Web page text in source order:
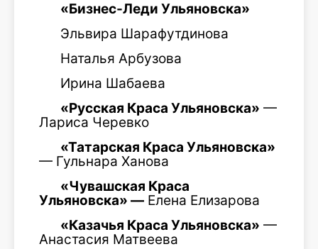
«Бизнес-Леди Ульяновска»
Эльвира Шарафутдинова
Наталья Арбузова
Ирина Шабаева
«Русская Краса Ульяновска» —
Лариса Черевко
«Татарская Краса Ульяновска»
— Гульнара Ханова
«Чувашская Краса
Ульяновска» — Елена Елизарова
«Казачья Краса Ульяновска» —
Анастасия Матвеева